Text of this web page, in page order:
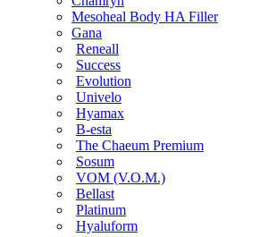
Mesoheal Body HA Filler
Gana
Reneall
Success
Evolution
Univelo
Hyamax
B-esta
The Chaeum Premium
Sosum
VOM (V.O.M.)
Bellast
Platinum
Hyaluform